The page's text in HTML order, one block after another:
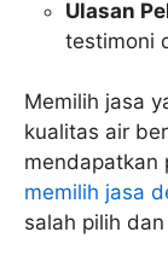
Ulasan
testimoni
Memilih jasa
kualitas air
mendapatkan
memilih jasa
salah pilih